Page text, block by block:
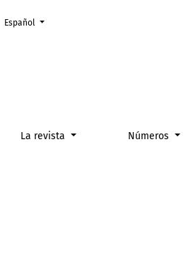
Vol. 9 Núm. 1 (2025)
La revista Números
Cambiar el idioma. El actual es:
Español